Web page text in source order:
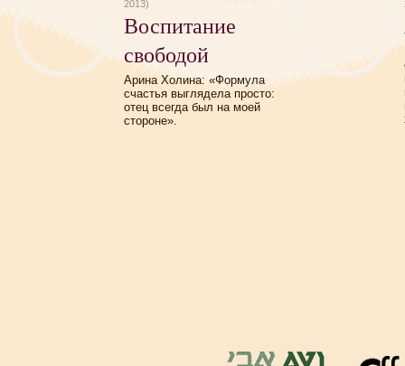
2013)
Воспитание
свободой
Арина Холина: «Формула
счастья выглядела просто:
отец всегда был на моей
стороне».